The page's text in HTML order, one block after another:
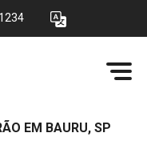
EM BAURU, SP